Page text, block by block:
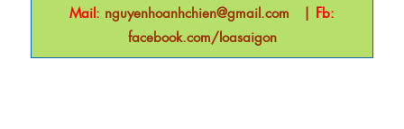
Mail: nguyenhoanhchien@gmail.com | Fb:
facebook.com/loasaigon